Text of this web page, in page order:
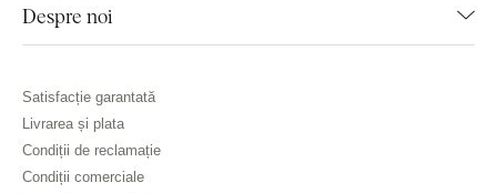
Despre noi
Satisfacție garantată
Livrarea și plata
Condiții de reclamație
Condiții comerciale